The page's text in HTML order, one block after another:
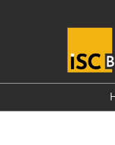
para
conteúdo